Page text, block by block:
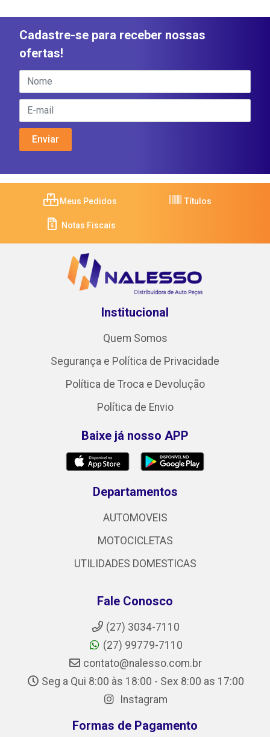
Cadastre-se para receber nossas
ofertas!
Meus Pedidos Títulos
Notas Fiscais
Institucional
Quem Somos
Segurança e Política de Privacidade
Política de Troca e Devolução
Política de Envio
Baixe já nosso APP
Departamentos
AUTOMOVEIS
MOTOCICLETAS
UTILIDADES DOMESTICAS
Fale Conosco
(27) 3034-7110
(27) 99779-7110
contato@nalesso.com.br
Seg a Qui 8:00 às 18:00 - Sex 8:00 as 17:00
Instagram
Formas de Pagamento